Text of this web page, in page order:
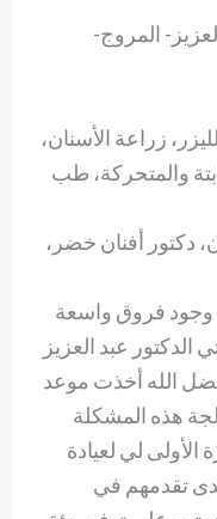
المروج-
زراعة الأسنان،
والمتحركة، طب
دكتور أفنان خضر،
وجود فروق واسعة
عبد العزيز
الله أخذت موعد
هذه المشكلة
الأولى لي لعيادة
تقدمهم في